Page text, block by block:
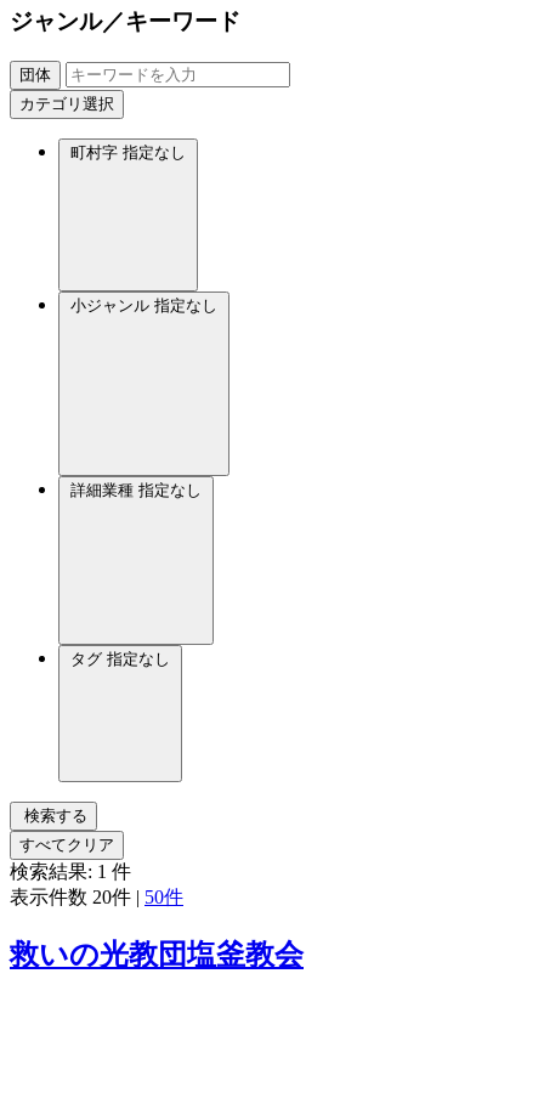
ジャンル／キーワード
団体
カテゴリ選択
町村字 指定なし
小ジャンル 指定なし
詳細業種 指定なし
タグ 指定なし
検索する
すべてクリア
検索結果: 1 件
表示件数 20件 | 50件
救いの光教団塩釜教会